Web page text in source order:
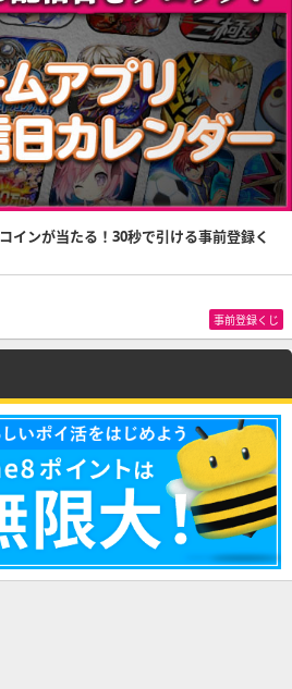
インが当たる！30秒で引ける事前登録く
事前登録くじ